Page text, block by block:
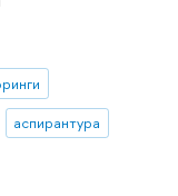
аспирантура